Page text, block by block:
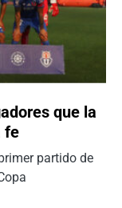
que la
fe
partido de